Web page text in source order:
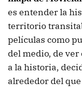
es entender la
territorio
películas como
del medio, de
a la historia,
alrededor del